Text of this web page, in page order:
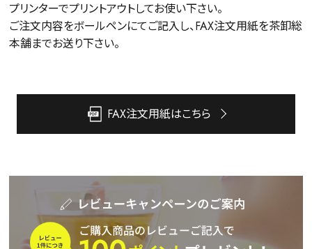
プリンターでプリントアウトしてお使い下さい。
ご注文内容をボールペンにてご記入し、FAX注文用紙を茶卸総
本舗までお送り下さい。
FAX注文用紙はこちら